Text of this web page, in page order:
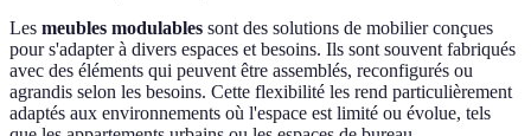
Les meubles modulables sont des solutions de mobilier conçues
pour s'adapter à divers espaces et besoins. Ils sont souvent fabriqués
avec des éléments qui peuvent être assemblés, reconfigurés ou
agrandis selon les besoins. Cette flexibilité les rend particulièrement
adaptés aux environnements où l'espace est limité ou évolue, tels